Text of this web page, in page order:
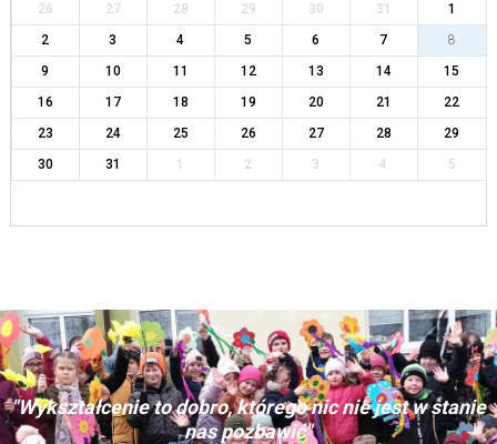
26 27 28 29 30 31
1
2
3 4 5 6 7
8
9
10 11 12 13 14
15
16
17 18 19 20 21
22
23
24 25 26 27 28
29
30
31 1 2 3 4 5
"Wykształcenie to dobro, którego nic nie jest w stanie
nas pozbawić"